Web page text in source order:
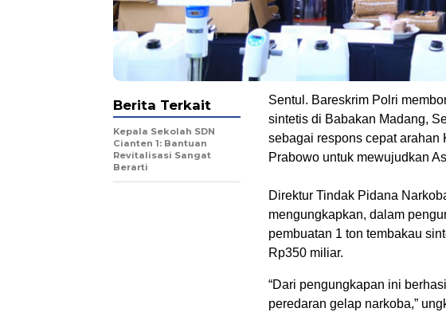
Sentul. Bareskrim Polri
sintetis di Babakan Madang,
sebagai respons cepat
Prabowo untuk mewujudkan
Direktur Tindak Pidana
mengungkapkan, dalam
pembuatan 1 ton tembakau
Rp350 miliar.
“Dari pengungkapan ini
peredaran gelap narkoba,”
Berita Terkait
Kepala Sekolah SDN
Cianten 1: Bantuan
Revitalisasi Sangat
Berarti